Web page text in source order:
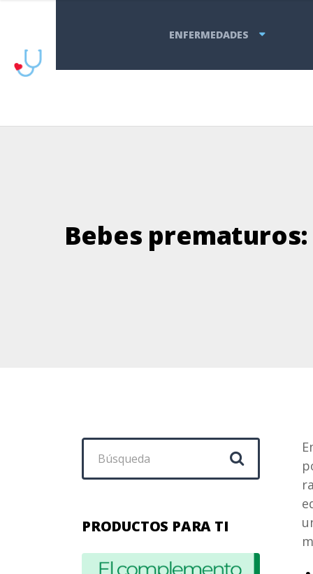
ENFERMEDADES
Bebes
Buscar:
PRODUCTOS PARA TI